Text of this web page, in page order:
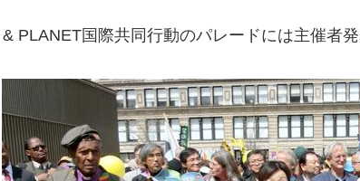
PLANET国際共同行動のパレードには主催者